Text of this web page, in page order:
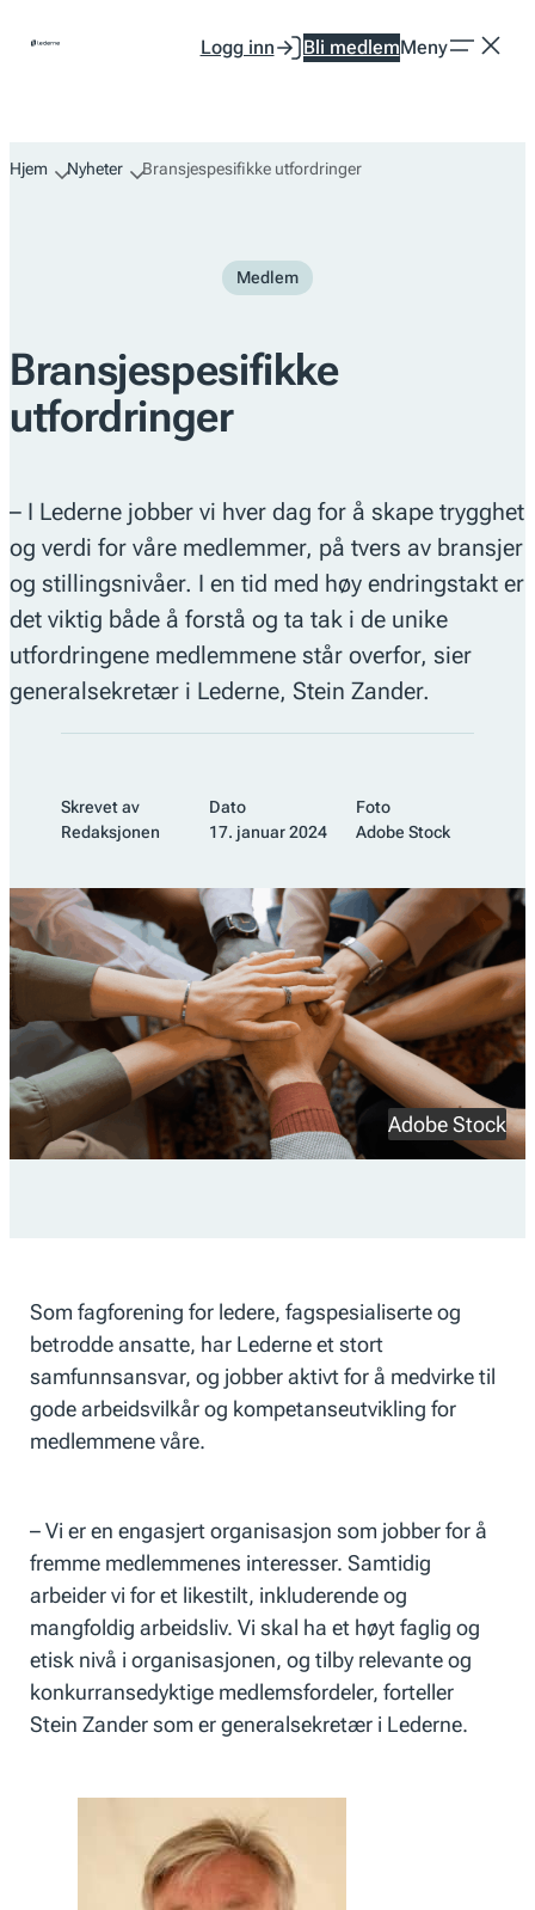
Logg inn Bli medlemMeny
Hjem Nyheter Bransjespesifikke utfordringer
Medlem
Bransjespesifikke
utfordringer
– I Lederne jobber vi hver dag for å skape trygghet
og verdi for våre medlemmer, på tvers av bransjer
og stillingsnivåer. I en tid med høy endringstakt er
det viktig både å forstå og ta tak i de unike
utfordringene medlemmene står overfor, sier
generalsekretær i Lederne, Stein Zander.
Skrevet av
Redaksjonen
Dato
17. januar 2024
Foto
Adobe Stock
Adobe Stock
Som fagforening for ledere, fagspesialiserte og
betrodde ansatte, har Lederne et stort
samfunnsansvar, og jobber aktivt for å medvirke til
gode arbeidsvilkår og kompetanseutvikling for
medlemmene våre.
– Vi er en engasjert organisasjon som jobber for å
fremme medlemmenes interesser. Samtidig
arbeider vi for et likestilt, inkluderende og
mangfoldig arbeidsliv. Vi skal ha et høyt faglig og
etisk nivå i organisasjonen, og tilby relevante og
konkurransedyktige medlemsfordeler, forteller
Stein Zander som er generalsekretær i Lederne.